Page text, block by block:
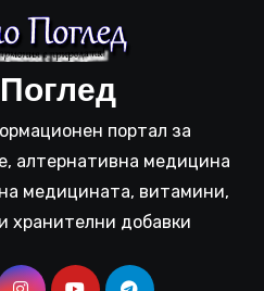
портал за
алтернативна медицина
медицината, витамини,
хранителни добавки